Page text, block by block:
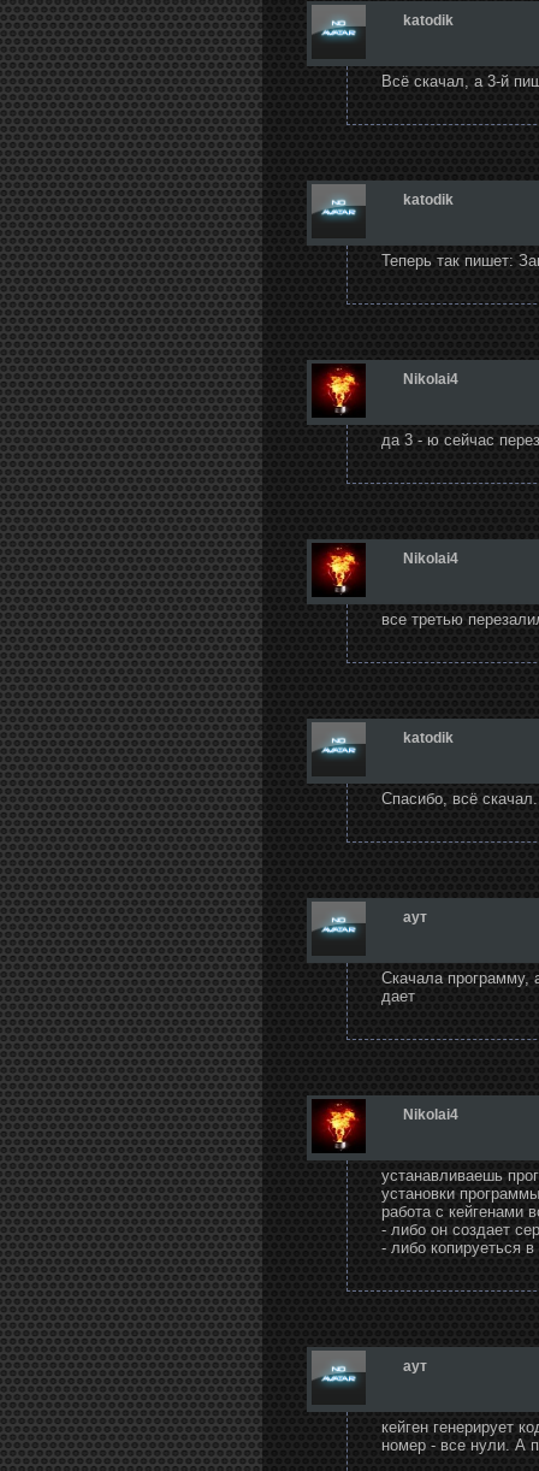
katodik
Всё скачал, а 3-й
katodik
Теперь так пишет:
Nikolai4
да 3 - ю сейчас
Nikolai4
все третью
katodik
Cпасибо, всё скачал.
аут
Скачала программу,
дает
Nikolai4
устанавливаешь
установки
работа с кейгенами
- либо он создает
- либо копируеться
аут
кейген генерирует
номер - все нули. А